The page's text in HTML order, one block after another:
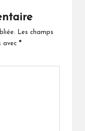
Les champs
avec *